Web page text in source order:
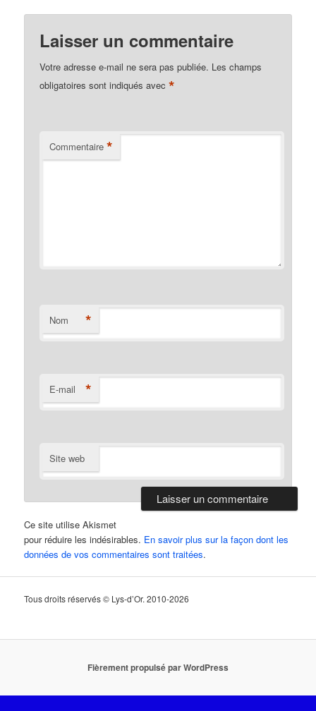
Laisser un commentaire
Votre adresse e-mail ne sera pas publiée. Les champs
obligatoires sont indiqués avec*
Commentaire *
Nom *
E-mail *
Site web
Ce site utilise Akismet
pour réduire les indésirables. En savoir plus sur la façon dont les
données de vos commentaires sont traitées.
Tous droits réservés © Lys-d’Or. 2010-2026
Fièrement propulsé par WordPress